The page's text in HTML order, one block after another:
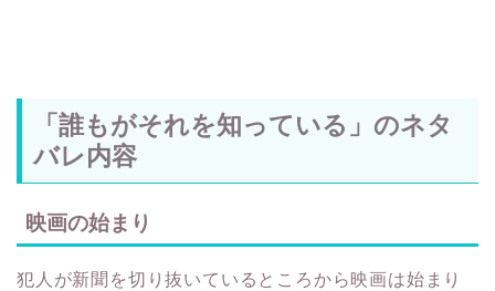
「誰もがそれを知っている」のネタ
バレ内容
映画の始まり
犯人が新聞を切り抜いているところから映画は始まり